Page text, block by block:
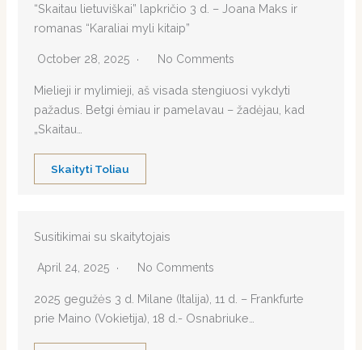
“Skaitau lietuviškai” lapkričio 3 d. – Joana Maks ir
romanas “Karaliai myli kitaip”
October 28, 2025 No Comments
Mielieji ir mylimieji, aš visada stengiuosi vykdyti
pažadus. Betgi ėmiau ir pamelavau – žadėjau, kad
„Skaitau…
Skaityti Toliau
Susitikimai su skaitytojais
April 24, 2025 No Comments
2025 gegužės 3 d. Milane (Italija), 11 d. – Frankfurte
prie Maino (Vokietija), 18 d.- Osnabriuke…